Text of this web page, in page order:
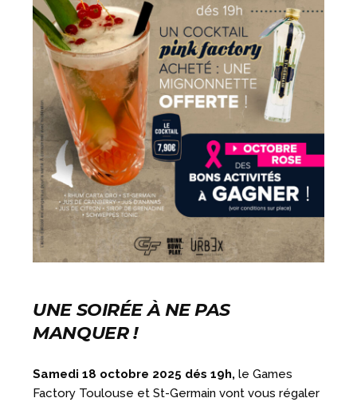
UNE SOIRÉE À NE PAS
MANQUER !
Samedi 18 octobre 2025 dés 19h, le Games
Factory Toulouse et St-Germain vont vous régaler